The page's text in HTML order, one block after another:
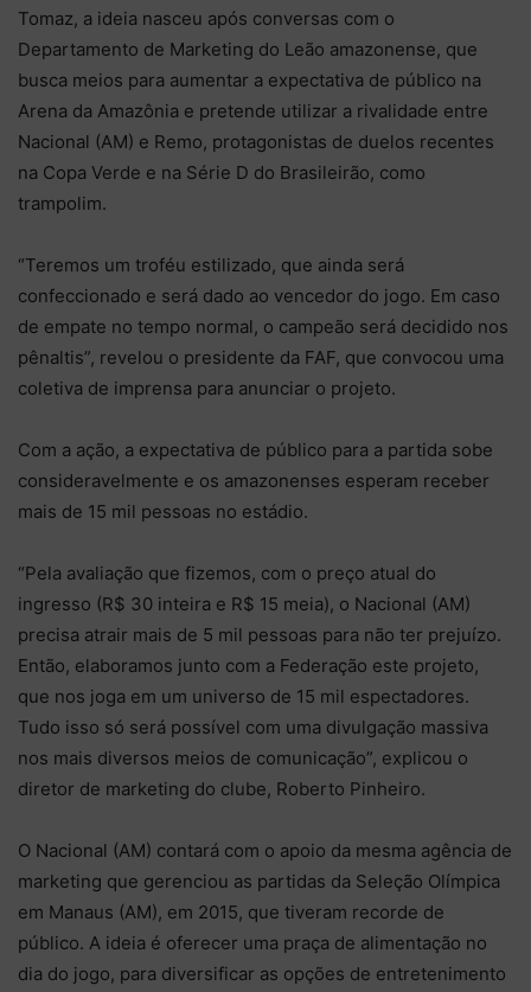
Tomaz, a ideia nasceu após conversas com o
Departamento de Marketing do Leão amazonense, que
busca meios para aumentar a expectativa de público na
Arena da Amazônia e pretende utilizar a rivalidade entre
Nacional (AM) e Remo, protagonistas de duelos recentes
na Copa Verde e na Série D do Brasileirão, como
trampolim.
“Teremos um troféu estilizado, que ainda será
confeccionado e será dado ao vencedor do jogo. Em caso
de empate no tempo normal, o campeão será decidido nos
pênaltis”, revelou o presidente da FAF, que convocou uma
coletiva de imprensa para anunciar o projeto.
Com a ação, a expectativa de público para a partida sobe
consideravelmente e os amazonenses esperam receber
mais de 15 mil pessoas no estádio.
“Pela avaliação que fizemos, com o preço atual do
ingresso (R$ 30 inteira e R$ 15 meia), o Nacional (AM)
precisa atrair mais de 5 mil pessoas para não ter prejuízo.
Então, elaboramos junto com a Federação este projeto,
que nos joga em um universo de 15 mil espectadores.
Tudo isso só será possível com uma divulgação massiva
nos mais diversos meios de comunicação”, explicou o
diretor de marketing do clube, Roberto Pinheiro.
O Nacional (AM) contará com o apoio da mesma agência de
marketing que gerenciou as partidas da Seleção Olímpica
em Manaus (AM), em 2015, que tiveram recorde de
público. A ideia é oferecer uma praça de alimentação no
dia do jogo, para diversificar as opções de entretenimento